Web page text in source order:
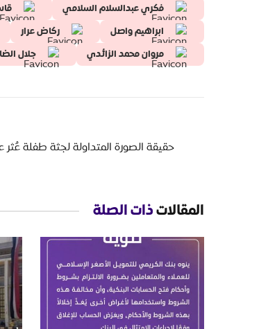
فكري عبدالسلام السلامي
ابراهيم واصل
ركاض عرار
مروان محمد الزائدي
جلال
حقيقة الصورة المتداولة لجثة طفلة عُثر
المقالاتذات الصلة